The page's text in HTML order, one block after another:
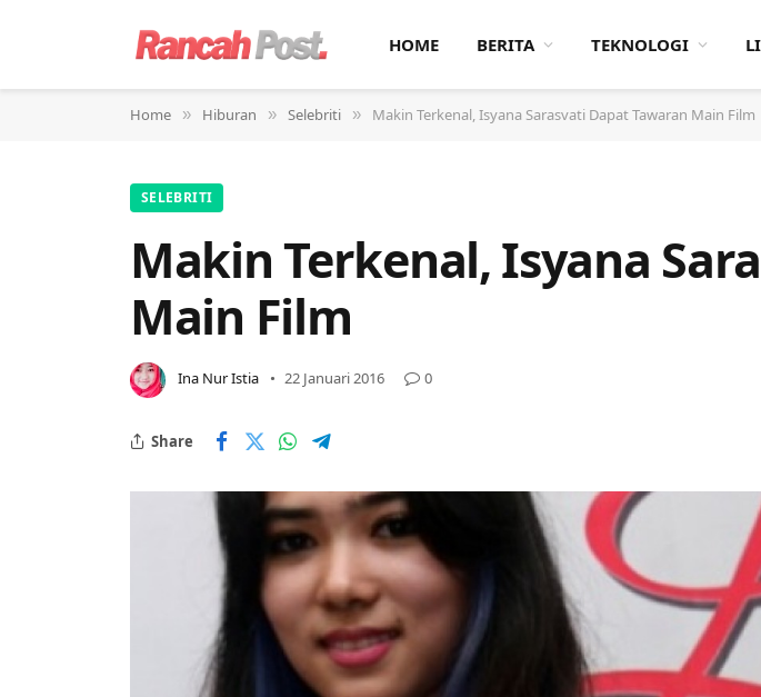
HOME BERITA TEKNOLOGI
Home » Hiburan » Selebriti » Makin Terkenal, Isyana Sarasvati Dapat Tawaran Main Film
SELEBRITI
Makin Terkenal, Isyana
Main Film
Ina Nur Istia 22 Januari 2016 0
Share